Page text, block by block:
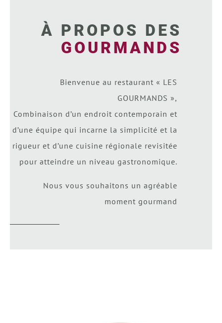
À PROPOS DES
GOURMANDS
Bienvenue au restaurant « LES
GOURMANDS »,
Combinaison d’un endroit contemporain et
d’une équipe qui incarne la simplicité et la
rigueur et d’une cuisine régionale revisitée
pour atteindre un niveau gastronomique.
Nous vous souhaitons un agréable
moment gourmand